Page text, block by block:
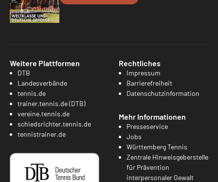
Weitere Plattformen
DTB
Landesverbände
tennis.de
trainer.tennis.de (DTB)
vereine.tennis.de
schiedsrichter.tennis.de
tennistrainer.de
Rechtliches
Impressum
Barrierefreiheit
Datenschutzinformation
Mehr Informationen
Presseservice
Jobs
Württemberg Tennis
Zentrale Hinweisgeberstelle
für Prävention
interpersonaler Gewalt